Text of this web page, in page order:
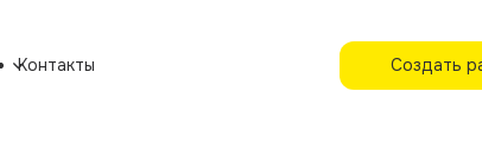
Контакты Создать